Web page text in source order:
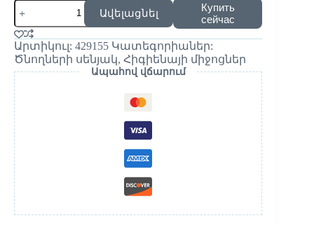
Ավելացնել
Купить
сейчас
Արտիկուլ: 429155 Կատեգորիաներ:
Ծնողների սենյակ, Հիգիենայի միջոցներ
Ապահով վճարում